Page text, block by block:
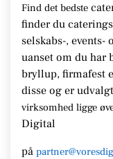
Find det bedste
finder du
selskabs-, events-
uanset om du har
bryllup, firmafest
disse og er
virksomhed ligge
Digital
på